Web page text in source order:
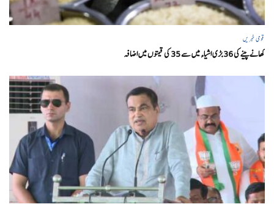
قومی خبریں
کھانے پینے کی 36 بڑی اشیاء میں سے 35 کی قیمتوں میں اضافہ